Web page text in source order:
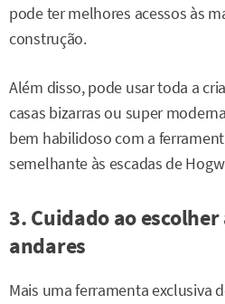
pode ter melhores acessos às
construção.
Além disso, pode usar toda a
casas bizarras ou super
bem habilidoso com a
semelhante às escadas de
3. Cuidado ao
andares
Mais uma ferramenta exclusiva